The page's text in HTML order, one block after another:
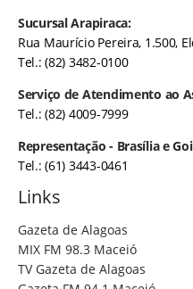
Sucursal Arapiraca:
Rua Maurício Pereira, 1.500,
Tel.: (82) 3482-0100
Serviço de Atendimento ao
Tel.: (82) 4009-7999
Representação - Brasília e
Tel.: (61) 3443-0461
Links
Gazeta de Alagoas
MIX FM 98.3 Maceió
TV Gazeta de Alagoas